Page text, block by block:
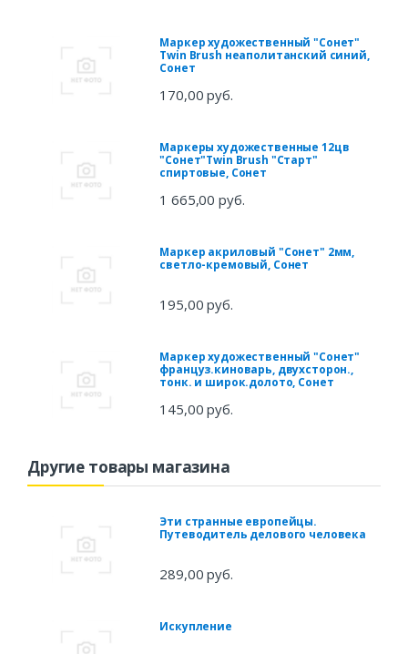
Маркер художественный "Сонет"
Twin Brush неаполитанский синий,
Сонет
170,00 руб.
Маркеры художественные 12цв
"Сонет"Twin Brush "Старт"
спиртовые, Сонет
1 665,00 руб.
Маркер акриловый "Сонет" 2мм,
светло-кремовый, Сонет
195,00 руб.
Маркер художественный "Сонет"
француз.киноварь, двухсторон.,
тонк. и широк.долото, Сонет
145,00 руб.
Другие товары магазина
Эти странные европейцы.
Путеводитель делового человека
289,00 руб.
Искупление